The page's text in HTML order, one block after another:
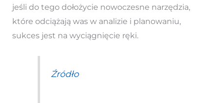
jeśli do tego dołożycie nowoczesne narzędzia,
które odciążają was w analizie i planowaniu,
sukces jest na wyciągnięcie ręki.
Źródło